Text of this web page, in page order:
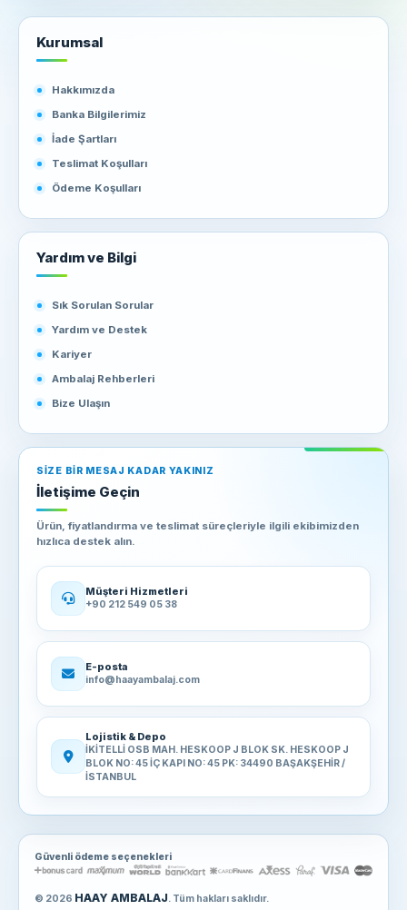
Kurumsal
Hakkımızda
Banka Bilgilerimiz
İade Şartları
Teslimat Koşulları
Ödeme Koşulları
Yardım ve Bilgi
Sık Sorulan Sorular
Yardım ve Destek
Kariyer
Ambalaj Rehberleri
Bize Ulaşın
SIZE BIR MESAJ KADAR YAKINIZ
İletişime Geçin
Ürün, fiyatlandırma ve teslimat süreçleriyle ilgili ekibimizden
hızlıca destek alın.
Müşteri Hizmetleri
+90 212 549 05 38
E-posta
info@haayambalaj.com
Lojistik & Depo
İKİTELLİ OSB MAH. HESKOOP J BLOK SK. HESKOOP J
BLOK NO: 45 İÇ KAPI NO: 45 PK: 34490 BAŞAKŞEHİR /
İSTANBUL
Güvenli ödeme seçenekleri
© 2026 HAAY AMBALAJ. Tüm hakları saklıdır.